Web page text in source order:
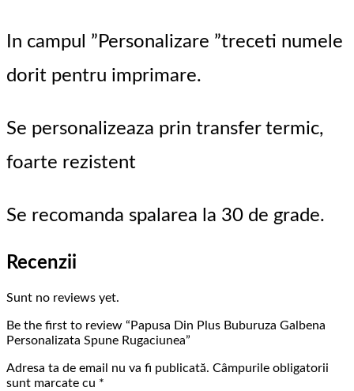
In campul ”Personalizare ”treceti numele
dorit pentru imprimare.
Se personalizeaza prin transfer termic,
foarte rezistent
Se recomanda spalarea la 30 de grade.
Recenzii
Sunt no reviews yet.
Be the first to review “Papusa Din Plus Buburuza Galbena
Personalizata Spune Rugaciunea”
Adresa ta de email nu va fi publicată. Câmpurile obligatorii
sunt marcate cu *